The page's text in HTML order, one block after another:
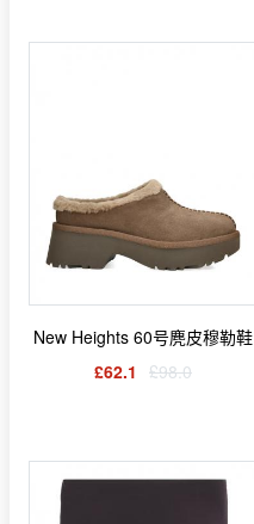
New Heights 60号麂皮穆勒鞋
£62.1 £98.0